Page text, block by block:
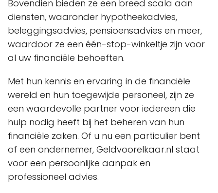
Bovendien bieden ze een breed scala aan
diensten, waaronder hypotheekadvies,
beleggingsadvies, pensioensadvies en meer,
waardoor ze een één-stop-winkeltje zijn voor
al uw financiële behoeften.
Met hun kennis en ervaring in de financiële
wereld en hun toegewijde personeel, zijn ze
een waardevolle partner voor iedereen die
hulp nodig heeft bij het beheren van hun
financiële zaken. Of u nu een particulier bent
of een ondernemer, Geldvoorelkaar.nl staat
voor een persoonlijke aanpak en
professioneel advies.